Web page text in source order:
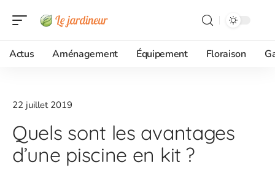
Actus Aménagement Équipement Floraison
22 juillet 2019
Quels sont les avantages
d’une piscine en kit ?